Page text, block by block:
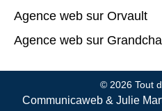
Agence web sur Orvault
Agence web sur
© 2026 Tout
Communicaweb &Julie